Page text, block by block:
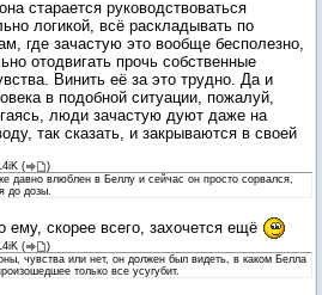
старается руководствоваться
логикой, всё раскладывать по
где зачастую это вообще бесполезно,
отодвигать прочь собственные
Винить её за это трудно. Да и
в подобной ситуации, пожалуй,
люди зачастую дуют даже на
так сказать, и закрываются в своей
(
)
давно влюблен в Беллу и сейчас он просто сорвался,
до дозы.
ему, скорее всего, захочется ещё
(
)
чувства или нет, он должен был видеть, в каком Белла
только все усугубит.